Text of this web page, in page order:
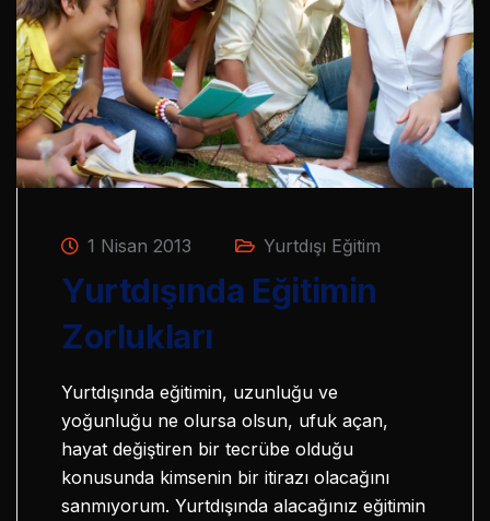
1 Nisan 2013 Yurtdışı Eğitim
Yurtdışında Eğitimin
Zorlukları
Yurtdışında eğitimin, uzunluğu ve
yoğunluğu ne olursa olsun, ufuk açan,
hayat değiştiren bir tecrübe olduğu
konusunda kimsenin bir itirazı olacağını
sanmıyorum. Yurtdışında alacağınız eğitimin